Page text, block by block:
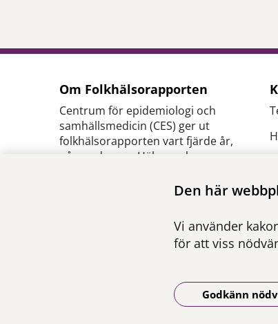
Den här
Vi använder
för att viss
Godkänn
Om Folkhälsorapporten
Centrum för epidemiologi och
samhällsmedicin (CES) ger ut
folkhälsorapporten vart fjärde år,
på uppdrag av Hälso- och